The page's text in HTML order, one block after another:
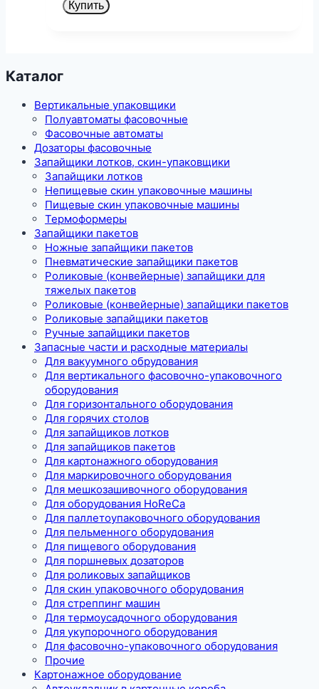
Купить
Каталог
Вертикальные упаковщики
Полуавтоматы фасовочные
Фасовочные автоматы
Дозаторы фасовочные
Запайщики лотков, скин-упаковщики
Запайщики лотков
Непищевые скин упаковочные машины
Пищевые скин упаковочные машины
Термоформеры
Запайщики пакетов
Ножные запайщики пакетов
Пневматические запайщики пакетов
Роликовые (конвейерные) запайщики для
тяжелых пакетов
Роликовые (конвейерные) запайщики пакетов
Роликовые запайщики пакетов
Ручные запайщики пакетов
Запасные части и расходные материалы
Для вакуумного обрудования
Для вертикального фасовочно-упаковочного
оборудования
Для горизонтального оборудования
Для горячих столов
Для запайщиков лотков
Для запайщиков пакетов
Для картонажного оборудования
Для маркировочного оборудования
Для мешкозашивочного оборудования
Для оборудования HoReCa
Для паллетоупаковочного оборудования
Для пельменного оборудования
Для пищевого оборудования
Для поршневых дозаторов
Для роликовых запайщиков
Для скин упаковочного оборудования
Для стреппинг машин
Для термоусадочного оборудования
Для укупорочного оборудования
Для фасовочно-упаковочного оборудования
Прочие
Картонажное оборудование